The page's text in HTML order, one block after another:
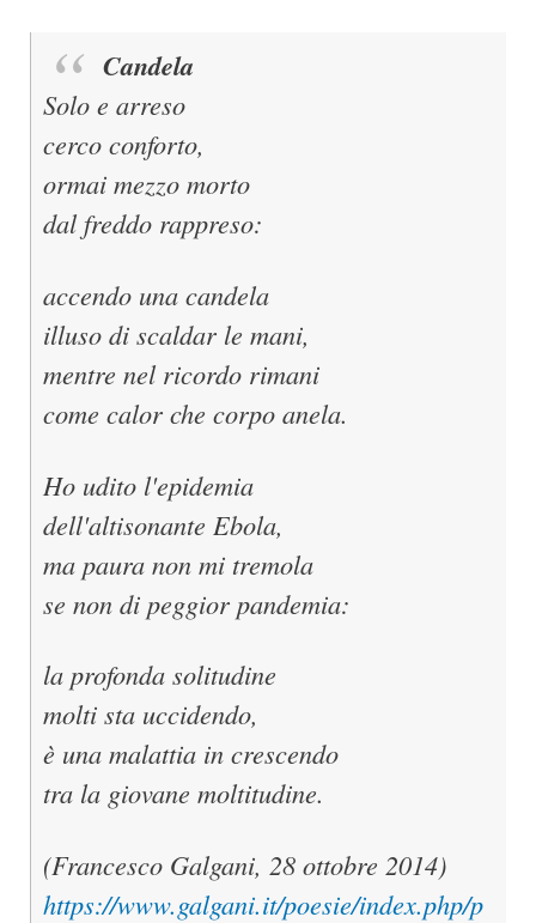
Candela
Solo e arreso
cerco conforto,
ormai mezzo morto
dal freddo rappreso:
accendo una candela
illuso di scaldar le mani,
mentre nel ricordo rimani
come calor che corpo anela.
Ho udito l'epidemia
dell'altisonante Ebola,
ma paura non mi tremola
se non di peggior pandemia:
la profonda solitudine
molti sta uccidendo,
è una malattia in crescendo
tra la giovane moltitudine.
(Francesco Galgani, 28 ottobre 2014)
https://www.galgani.it/poesie/index.php/p